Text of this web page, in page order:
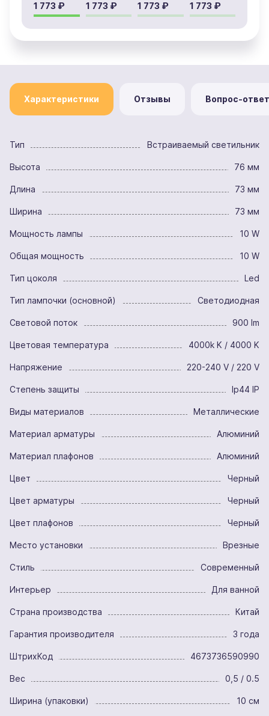
1 773 ₽ 1 773 ₽ 1 773 ₽ 1 773 ₽
Характеристики Отзывы Вопрос-ответ
Тип Встраиваемый светильник
Высота 76 мм
Длина 73 мм
Ширина 73 мм
Мощность лампы 10 W
Общая мощность 10 W
Тип цоколя Led
Тип лампочки (основной) Светодиодная
Световой поток 900 lm
Цветовая температура 4000k K / 4000 K
Напряжение 220-240 V / 220 V
Степень защиты Ip44 IP
Виды материалов Металлические
Материал арматуры Алюминий
Материал плафонов Алюминий
Цвет Черный
Цвет арматуры Черный
Цвет плафонов Черный
Место установки Врезные
Стиль Современный
Интерьер Для ванной
Страна производства Китай
Гарантия производителя 3 года
ШтрихКод 4673736590990
Вес 0,5 / 0.5
Ширина (упаковки) 10 см